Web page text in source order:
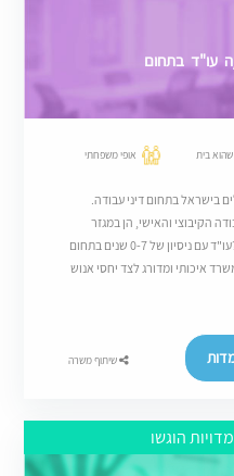
עו"ד בתחום
בית אופי משפחתי
בישראל בתחום דיני עבודה.
הקיבוצי והאישי, הן במגזר
הפרטי והן במגזר הציבורי.מה מחפשים?עו"ד עם ניסיון של 0-7 שנים בתחום
איכותי ומדורג לצד יחסי אנוש
שיתוף משרה
הוגשו